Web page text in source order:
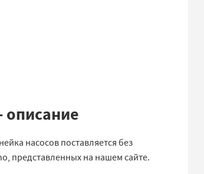
описание
насосов поставляется без
представленных на нашем сайте.